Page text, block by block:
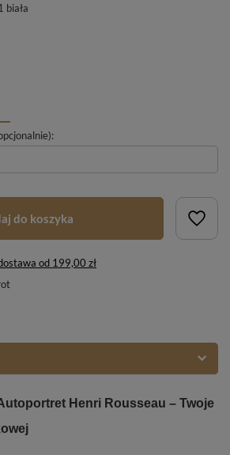
biała
do koszyka
od 199,00 zł
Henri Rousseau – Twoje